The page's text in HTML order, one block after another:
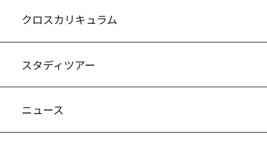
クロスカリキュラム
スタディツアー
ニュース